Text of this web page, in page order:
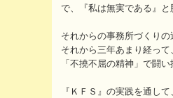
で、『私は無実である』
それからの事務所づくり
それから三年あまり経っ
「不撓不屈の精神」で闘
『ＫＦＳ』の実践を通し